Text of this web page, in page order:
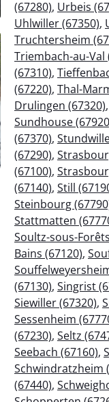
(67280), Urbeis
Uhlwiller (67350),
Truchtersheim
Triembach-au-Val
(67310),
(67220), Thal-
Drulingen (67320),
Sundhouse
(67370),
(67290),
(67100),
(67140), Still
Steinbourg
Stattmatten
Soultz-sous-
Bains (67120),
(67130), Singrist
Siewiller (67320),
Sessenheim
(67230), Seltz
Seebach (67160),
Schwindratzheim
(67440),